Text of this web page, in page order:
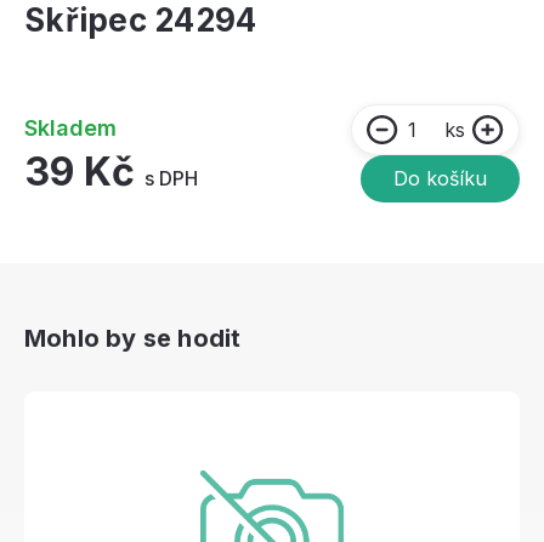
Skřipec 24294
Skladem
39 Kč s DPH
ks
Do košíku
Mohlo by se hodit